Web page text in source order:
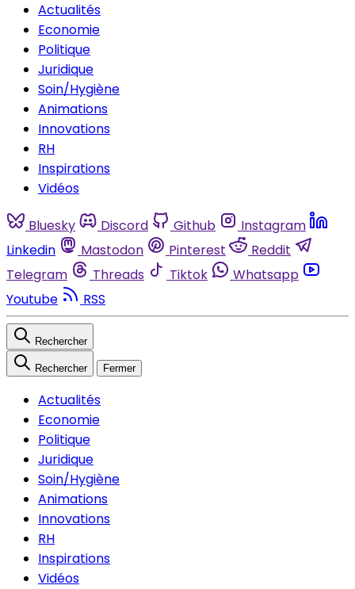
Actualités
Economie
Politique
Juridique
Soin/Hygiène
Animations
Innovations
RH
Inspirations
Vidéos
Bluesky Discord Github
Instagram
Linkedin
Mastodon Pinterest
Reddit
Telegram
Threads Tiktok
Whatsapp
Youtube
RSS
Rechercher
Rechercher Fermer
Actualités
Economie
Politique
Juridique
Soin/Hygiène
Animations
Innovations
RH
Inspirations
Vidéos